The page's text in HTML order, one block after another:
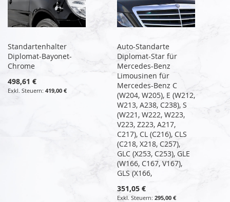
Standartenhalter
Diplomat-Bayonet-
Chrome
498,61 €
419,00 €
Auto-Standarte
Diplomat-Star für
Mercedes-Benz
Limousinen für
Mercedes-Benz C
(W204, W205), E (W212,
W213, A238, C238), S
(W221, W222, W223,
V223, Z223, A217,
C217), CL (C216), CLS
(C218, X218, C257),
GLC (X253, C253), GLE
(W166, C167, V167),
GLS (X166,
351,05 €
295,00 €